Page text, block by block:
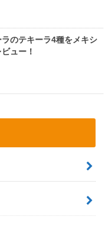
のテキーラ4種をメキシ
ュー！